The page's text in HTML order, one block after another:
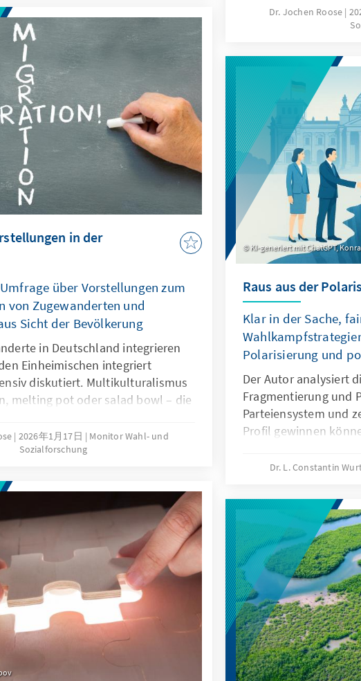
ist Akzeptanz im Inneren:
CO₂‑Bepreisung sichtbar, fair
zurückgeben – und den EU-
Leitinstrument
stärken.
Stände auf der
Ansprache – zum
Wahlwerbung war
Adenauer-Stiftung ist
repräsentativen
Ergebnis:
Dr. Jochen Roose
in der
über Vorstellungen zum
von Zugewanderten und
Sicht der Bevölkerung
in Deutschland integrieren
Einheimischen integriert
diskutiert. Multikulturalismus
melting pot oder salad bowl – die
Doch welche Einstellungen
in Deutschland? Wie sehen
sind oder die selbst
haben?
2026年1月17日
Monitor Wahl- und
Sozialforschung
KI-generiert mit ChatGPT,
Raus aus der
Klar in der Sache,
Polarisierung und
Der Autor analysiert
Fragmentierung und
Parteiensystem und
Profil gewinnen
zwischen
Wahlkampfstrategie
ein respektvoller
Abgrenzung von
positive,
empfohlen.
Dr. L. Constantin